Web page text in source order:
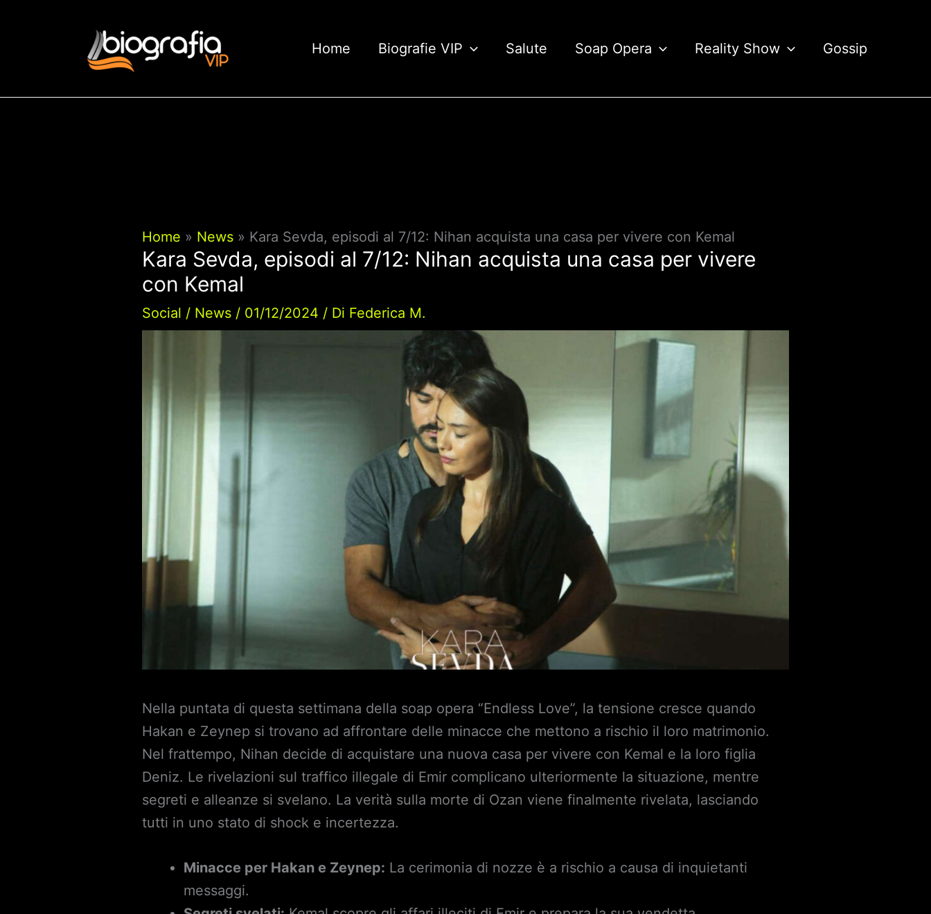
Home Biografie VIP Salute Soap Opera Reality Show Gossip
Home News Kara Sevda, episodi al 7/12: Nihan acquista una casa per vivere con Kemal
Kara Sevda, episodi al 7/12: Nihan acquista una casa per vivere
con Kemal
Social / News / 01/12/2024 / Di Federica M.
Nella puntata di questa settimana della soap opera “Endless Love”, la tensione cresce quando
Hakan e Zeynep si trovano ad affrontare delle minacce che mettono a rischio il loro matrimonio.
Nel frattempo, Nihan decide di acquistare una nuova casa per vivere con Kemal e la loro figlia
Deniz. Le rivelazioni sul traffico illegale di Emir complicano ulteriormente la situazione, mentre
segreti e alleanze si svelano. La verità sulla morte di Ozan viene finalmente rivelata, lasciando
tutti in uno stato di shock e incertezza.
Minacce per Hakan e Zeynep: La cerimonia di nozze è a rischio a causa di inquietanti
messaggi.